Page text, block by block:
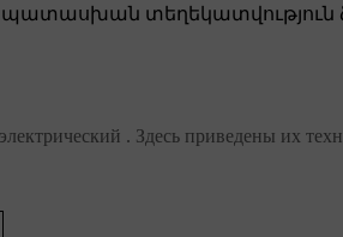
տեղեկատվություն
. Здесь приведены их